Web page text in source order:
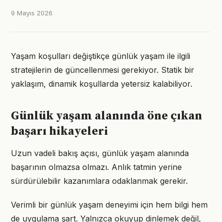
9 Mayıs 2026
Yaşam koşulları değiştikçe günlük yaşam ile ilgili
stratejilerin de güncellenmesi gerekiyor. Statik bir
yaklaşım, dinamik koşullarda yetersiz kalabiliyor.
Günlük yaşam alanında öne çıkan
başarı hikayeleri
Uzun vadeli bakış açısı, günlük yaşam alanında
başarının olmazsa olmazı. Anlık tatmin yerine
sürdürülebilir kazanımlara odaklanmak gerekir.
Verimli bir günlük yaşam deneyimi için hem bilgi hem
de uygulama şart. Yalnızca okuyup dinlemek değil,